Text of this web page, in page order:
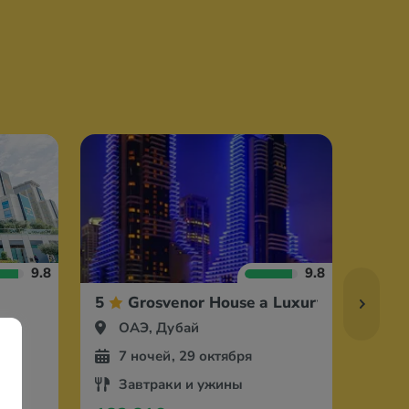
9.8 9.8
5 Grosvenor House a Luxury
ОАЭ, Дубай
7 ночей, 29 октября
Завтраки и ужины